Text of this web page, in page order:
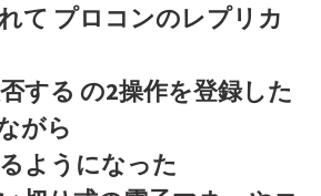
て プロコンのレプリカ
する の2操作を登録した
がら
ようになった